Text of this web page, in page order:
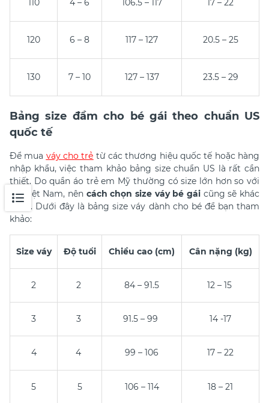
110 4 – 6 106.5 – 117 17 – 22
120 6 – 8 117 – 127 20.5 – 25
130 7 – 10 127 – 137 23.5 – 29
Bảng size đầm cho bé gái theo chuẩn US
quốc tế
Để mua váy cho trẻ từ các thương hiệu quốc tế hoặc hàng
nhập khẩu, việc tham khảo bảng size chuẩn US là rất cần
thiết. Do quần áo trẻ em Mỹ thường có size lớn hơn so với
đồ Việt Nam, nên cách chọn size váy bé gái cũng sẽ khác
nhau. Dưới đây là bảng size váy dành cho bé để bạn tham
khảo:
Size váy Độ tuổi Chiều cao (cm) Cân nặng (kg)
2 2 84 – 91.5 12 – 15
3 3 91.5 – 99 14 -17
4 4 99 – 106 17 – 22
5 5 106 – 114 18 – 21